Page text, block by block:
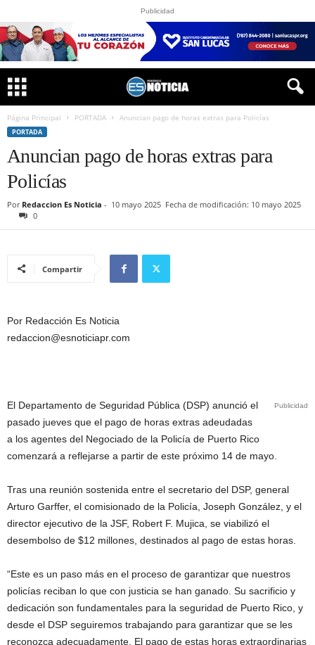
Publicidad
Página Principal PORTADA Anuncian pago de horas extras para Policías
PORTADA
Anuncian pago de horas extras para
Policías
Por Redaccion Es Noticia - 10 mayo 2025 Fecha de modificación: 10 mayo 2025
0
Compartir
Por Redacción Es Noticia
redaccion@esnoticiapr.com
Publicidad
El Departamento de Seguridad Pública (DSP) anunció el
pasado jueves que el pago de horas extras adeudadas
a los agentes del Negociado de la Policía de Puerto Rico
comenzará a reflejarse a partir de este próximo 14 de mayo.
Tras una reunión sostenida entre el secretario del DSP, general
Arturo Garffer, el comisionado de la Policía, Joseph González, y el
director ejecutivo de la JSF, Robert F. Mujica, se viabilizó el
desembolso de $12 millones, destinados al pago de estas horas.
“Este es un paso más en el proceso de garantizar que nuestros
policías reciban lo que con justicia se han ganado. Su sacrificio y
dedicación son fundamentales para la seguridad de Puerto Rico, y
desde el DSP seguiremos trabajando para garantizar que se les
reconozca adecuadamente. El pago de estas horas extraordinarias